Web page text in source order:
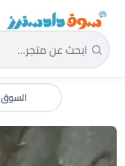
سوق دادسترز الرئيسية
السوق